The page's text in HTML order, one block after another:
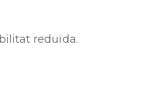
reduïda.